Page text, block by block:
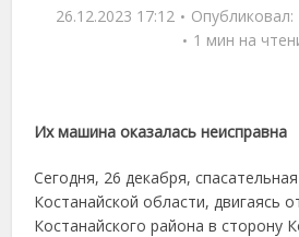
26.12.2023 17:12 Опубликовал:
1 мин на
Их машина оказалась неисправна
Сегодня, 26 декабря,
Костанайской области, двигаясь
Костанайского района в сторону